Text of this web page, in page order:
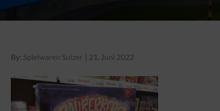
By: Spielwaren Sulzer
Posted
21. Juni 2022